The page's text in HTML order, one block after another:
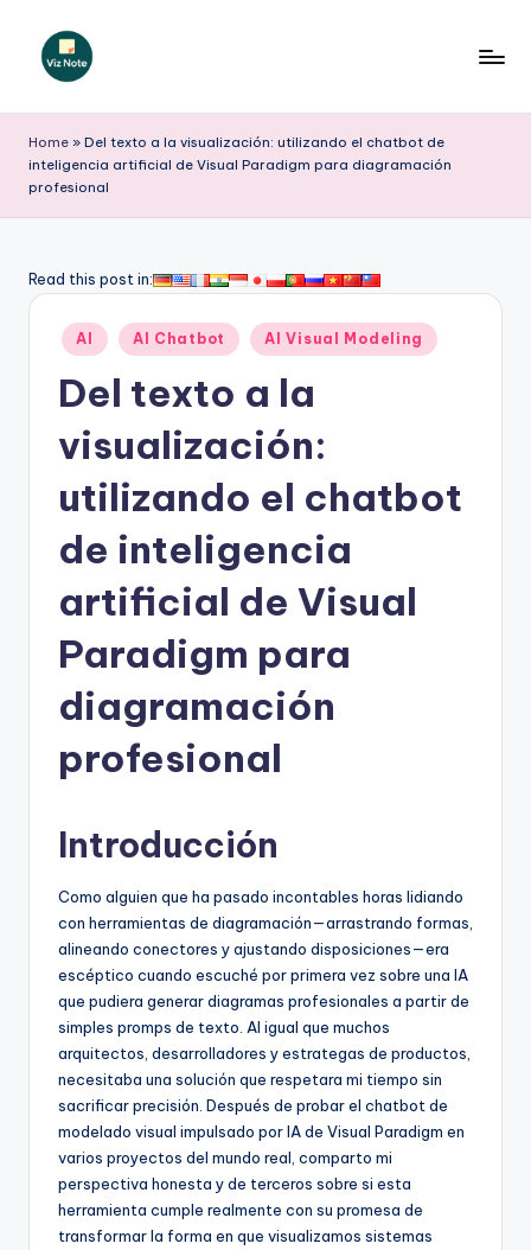
Saltar
iz
N
o
e
ni
A
&
S
o
w
Home » Del texto a la visualización: utilizando el chatbot de
inteligencia artificial de Visual Paradigm para diagramación
profesional
Read this post in:
Publicado
en
AI AI Chatbot AI Visual Modeling
Del texto a la
visualización:
utilizando el chatbot
de inteligencia
artificial de Visual
Paradigm para
diagramación
profesional
Introducción
Como alguien que ha pasado incontables horas lidiando
con herramientas de diagramación—arrastrando formas,
alineando conectores y ajustando disposiciones—era
escéptico cuando escuché por primera vez sobre una IA
que pudiera generar diagramas profesionales a partir de
simples promps de texto. Al igual que muchos
arquitectos, desarrolladores y estrategas de productos,
necesitaba una solución que respetara mi tiempo sin
sacrificar precisión. Después de probar el chatbot de
modelado visual impulsado por IA de Visual Paradigm en
varios proyectos del mundo real, comparto mi
perspectiva honesta y de terceros sobre si esta
herramienta cumple realmente con su promesa de
transformar la forma en que visualizamos sistemas